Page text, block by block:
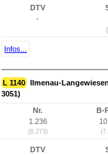
DTV
-
Infos...
L 1140 Ilmenau-
3051)
Nr.
1.236
(8.273)
B-
DTV